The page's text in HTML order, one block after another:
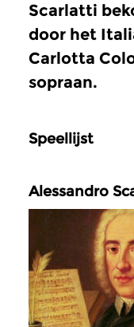
Scarlatti
door het
Carlotta
sopraan.
Speellijst
Alessandro